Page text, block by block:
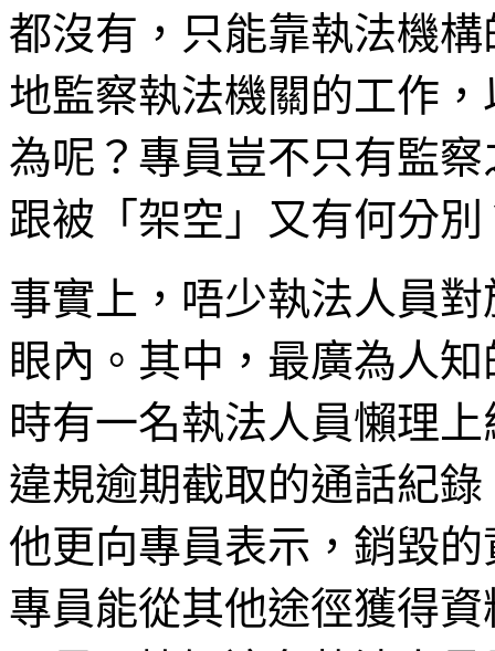
都沒有，只能靠執法機
地監察執法機關的工作
為呢？專員豈不只有監
跟被「架空」又有何分別
事實上，唔少執法人員
眼內。其中，最廣為人
時有一名執法人員懶理
違規逾期截取的通話紀
他更向專員表示，銷毀
專員能從其他途徑獲得